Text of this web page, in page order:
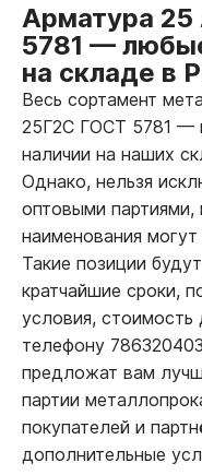
Арматура
5781 —
на складе в
Весь сортамент
25Г2С ГОСТ 5781 —
наличии на наших
Однако, нельзя
оптовыми
наименования
Такие позиции
кратчайшие сроки,
условия, стоимость
телефону
предложат вам
партии
покупателей и
дополнительные